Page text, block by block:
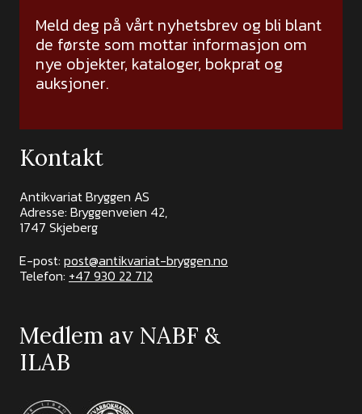
Meld deg på vårt nyhetsbrev og bli blant
de første som mottar informasjon om
nye objekter, kataloger, bokprat og
auksjoner.
Kontakt
Antikvariat Bryggen AS
Adresse: Bryggenveien 42,
1747 Skjeberg
E-post: post@antikvariat-bryggen.no
Telefon: +47 930 22 712
Medlem av NABF &
ILAB